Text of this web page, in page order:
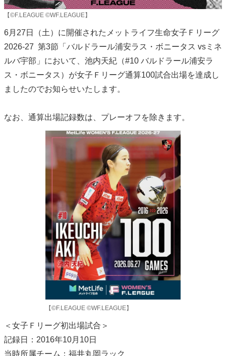
【©F.LEAGUE ©WF.LEAGUE】
6月27日（土）に開催されたメットライフ生命女子Ｆリーグ
2026-27 第3節「バルドラール浦安ラス・ボニータス vsミネ
ルバ宇部」において、池内天紀（#10 バルドラール浦安ラ
ス・ボニータス）が女子Ｆリーグ通算100試合出場を達成し
ましたのでお知らせいたします。
なお、通算出場記録数は、プレーオフを除きます。
【©F.LEAGUE ©WF.LEAGUE】
＜女子Ｆリーグ初出場試合＞
記録日：2016年10月10日
当時所属チーム：福井丸岡ラック